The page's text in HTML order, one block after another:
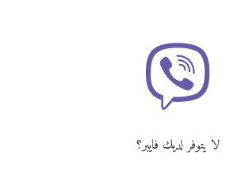
لا يتوفر لديك فايبر؟